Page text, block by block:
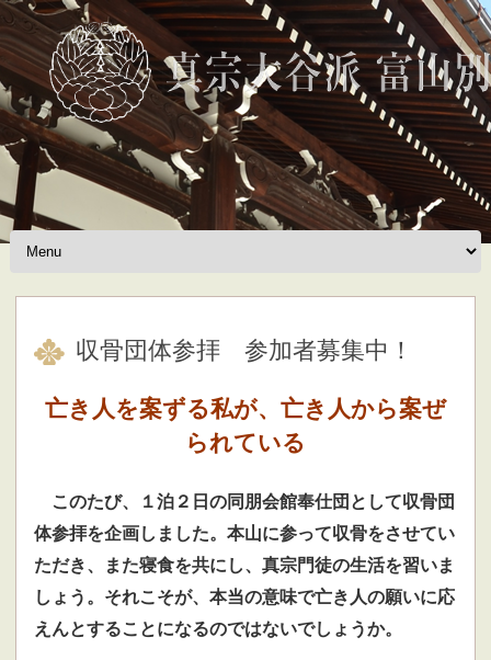
Skip to content
収骨団体参拝 参加者募集中！
亡き人を案ずる私が、亡き人から案ぜ
られている
このたび、１泊２日の同朋会館奉仕団として収骨団
体参拝を企画しました。本山に参って収骨をさせてい
ただき、また寝食を共にし、真宗門徒の生活を習いま
しょう。それこそが、本当の意味で亡き人の願いに応
えんとすることになるのではないでしょうか。